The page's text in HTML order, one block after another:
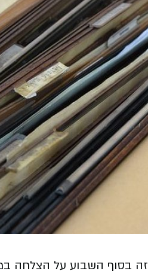
בסוף השבוע על הצלחה